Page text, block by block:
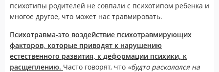
психотипы родителей не совпали с психотипом ребенка и
многое другое, что может нас травмировать.
Психотравма-это воздействие психотравмирующих
факторов, которые приводят к нарушению
естественного развития, к деформации психики, к
расщеплению. Часто говорят, что «будто раскололся на